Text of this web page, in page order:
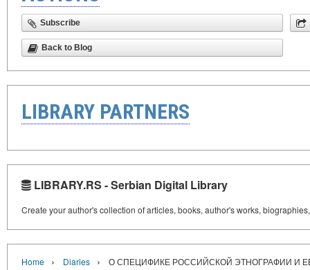
Subscribe
Back to Blog
LIBRARY PARTNERS
LIBRARY.RS - Serbian Digital Library
Create your author's collection of articles, books, author's works,
Home › Diaries › О СПЕЦИФИКЕ РОССИЙСКОЙ ЭТНОГРАФИИ И